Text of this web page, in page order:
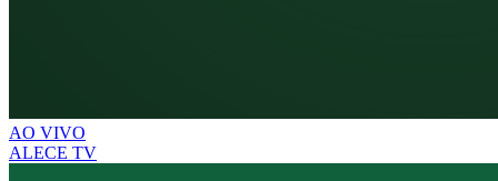
AO VIVO
ALECE TV